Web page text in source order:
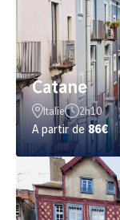
Catane
Italie 2h10
A partir de 86€